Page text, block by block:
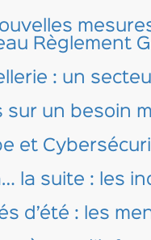
Règlement
: un
sur un besoin
et
la suite : les
d’été : les